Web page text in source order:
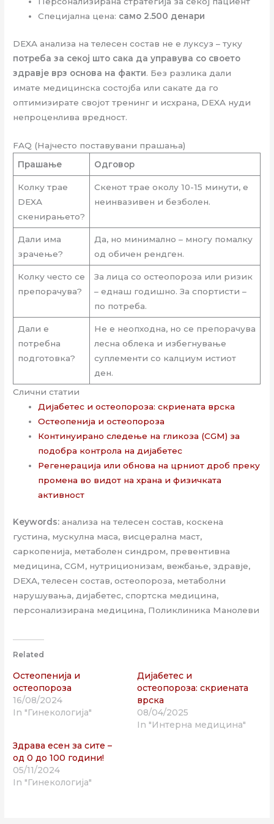
Специјална цена: само 2.500 денари
DEXA анализа на телесен состав не е луксуз – туку
потреба за секој што сака да управува со своето
здравје врз основа на факти. Без разлика дали
имате медицинска состојба или сакате да го
оптимизирате својот тренинг и исхрана, DEXA нуди
непроценлива вредност.
FAQ (Најчесто поставувани прашања)
Прашање
Одговор
Колку трае
DEXA
скенирањето?
Скенот трае околу 10-15 минути, е
неинвазивен и безболен.
Дали има
зрачење?
Да, но минимално – многу помалку
од обичен рендген.
Колку често се
препорачува?
За лица со остеопороза или ризик
– еднаш годишно. За спортисти –
по потреба.
Дали е
потребна
подготовка?
Не е неопходна, но се препорачува
лесна облека и избегнување
суплементи со калциум истиот
ден.
Слични статии
Дијабетес и остеопороза: скриената врска
Остеопенија и остеопороза
Континуирано следење на гликоза (CGM) за
подобра контрола на дијабетес
Регенерација или обнова на црниот дроб преку
промена во видот на храна и физичката
активност
Keywords: анализа на телесен состав, коскена
густина, мускулна маса, висцерална маст,
саркопенија, метаболен синдром, превентивна
медицина, CGM, нутриционизам, вежбање, здравје,
DEXA, телесен состав, остеопороза, метаболни
нарушувања, дијабетес, спортска медицина,
персонализирана медицина, Поликлиника Манолеви
Related
Остеопенија и
остеопороза
16/08/2024
In "Гинекологија"
Дијабетес и
остеопороза: скриената
врска
08/04/2025
In "Интерна медицина"
Здрава есен за сите –
од 0 до 100 години!
05/11/2024
In "Гинекологија"